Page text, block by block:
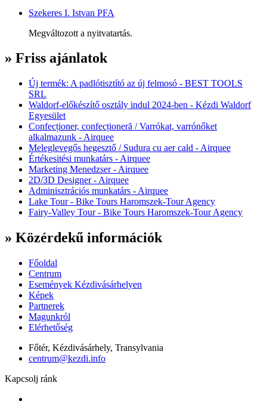
Szekeres I. Istvan PFA
Megváltozott a nyitvatartás.
» Friss ajánlatok
Új termék: A padlótisztító az új felmosó - BEST TOOLS
SRL
Waldorf-előkészítő osztály indul 2024-ben - Kézdi Waldorf
Egyesület
Confecționer, confecționeră / Varrókat, varrónőket
alkalmazunk - Airquee
Meleglevegős hegesztő / Sudura cu aer cald - Airquee
Értékesitési munkatárs - Airquee
Marketing Menedzser - Airquee
2D/3D Designer - Airquee
Adminisztrációs munkatárs - Airquee
Lake Tour - Bike Tours Haromszek-Tour Agency
Fairy-Valley Tour - Bike Tours Haromszek-Tour Agency
» Közérdekű információk
Főoldal
Centrum
Események Kézdivásárhelyen
Képek
Partnerek
Magunkról
Elérhetőség
Főtér, Kézdivásárhely, Transylvania
centrum@kezdi.info
Kapcsolj ránk